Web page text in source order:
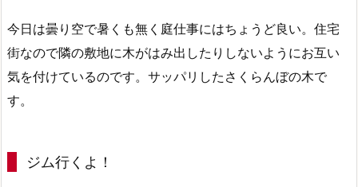
今日は曇り空で暑くも無く庭仕事にはちょうど良い。住宅
街なので隣の敷地に木がはみ出したりしないようにお互い
気を付けているのです。サッパリしたさくらんぼの木で
す。
ジム行くよ！